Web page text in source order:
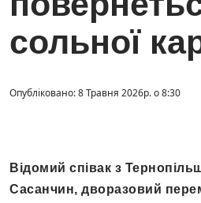
сольної
Опубліковано: 8 Травня 2026р. о 8:30
Відомий співак з
Сасанчин, дворазовий